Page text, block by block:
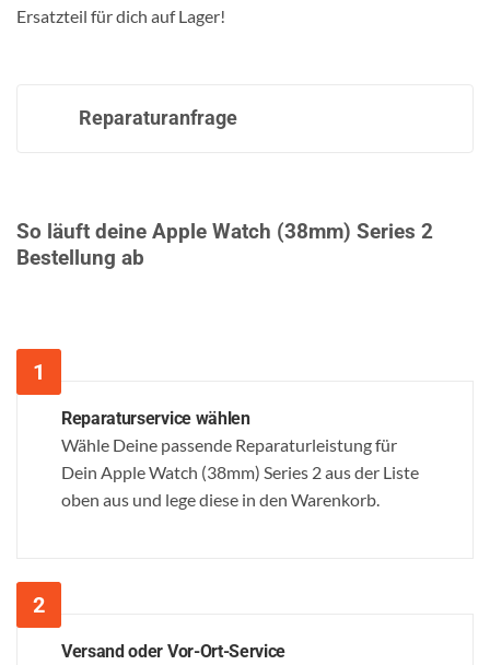
Ersatzteil für dich auf Lager!
Reparaturanfrage
So läuft deine Apple Watch (38mm) Series 2
Bestellung ab
Reparaturservice wählen
Wähle Deine passende Reparaturleistung für
Dein Apple Watch (38mm) Series 2 aus der Liste
oben aus und lege diese in den Warenkorb.
Versand oder Vor-Ort-Service